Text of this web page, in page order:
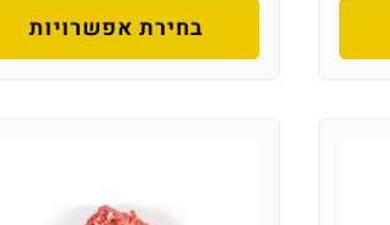
בחירת אפשרויות